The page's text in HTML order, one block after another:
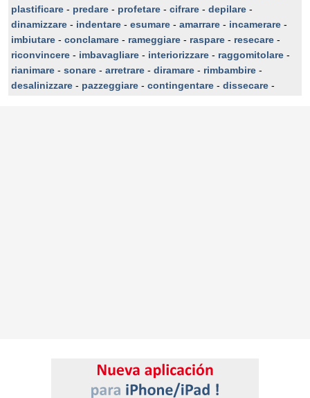
plastificare - predare - profetare - cifrare - depilare -
dinamizzare - indentare - esumare - amarrare - incamerare -
imbiutare - conclamare - rameggiare - raspare - resecare -
riconvincere - imbavagliare - interiorizzare - raggomitolare -
rianimare - sonare - arretrare - diramare - rimbambire -
desalinizzare - pazzeggiare - contingentare - dissecare -